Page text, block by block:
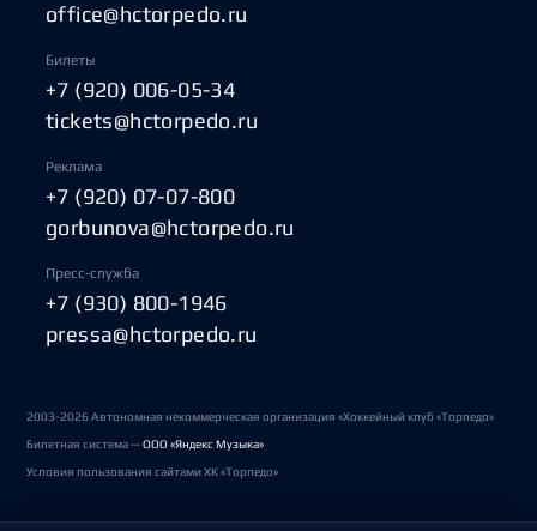
office@hctorpedo.ru
Билеты
+7 (920) 006-05-34
tickets@hctorpedo.ru
Реклама
+7 (920) 07-07-800
gorbunova@hctorpedo.ru
Пресс-служба
+7 (930) 800-1946
pressa@hctorpedo.ru
2003-2026 Автономная некоммерческая организация «Хоккейный клуб «Торпедо»
Билетная система —ООО «Яндекс Музыка»
Условия пользования сайтами ХК «Торпедо»